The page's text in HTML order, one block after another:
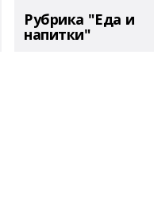
Рубрика "Еда и
напитки"